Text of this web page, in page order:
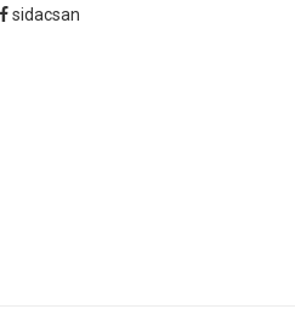
sidacsan